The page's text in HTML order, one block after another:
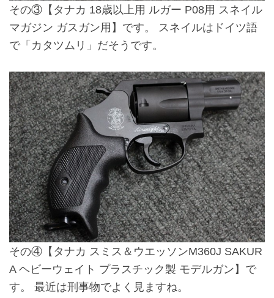
その③ 【タナカ 18歳以上用 ルガー P08用 スネイル
マガジン ガスガン用】 です。 スネイルはドイツ語
で「カタツムリ」だそうです。
その④ 【タナカ スミス＆ウエッソンM360J SAKUR
A ヘビーウェイト プラスチック製 モデルガン】 で
す。 最近は刑事物でよく見ますね。